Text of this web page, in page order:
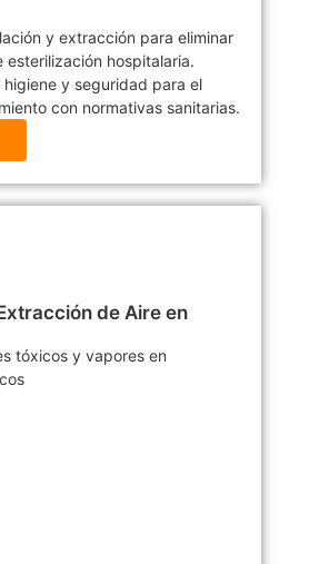
y extracción para eliminar
esterilización hospitalaria.
y seguridad para el
con normativas sanitarias.
de Aire en
tóxicos y vapores en